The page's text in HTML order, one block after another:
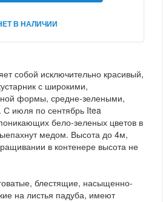
В НАЛИЧИИ
собой исключительно красивый,
с широкими,
формы, средне-зелеными,
С июля по сентябрь Itea
бело-зеленых цветов в
медом. Высота до 4м,
в контенере высота не
блестящие, насыщенно-
на листья падуба, имеют